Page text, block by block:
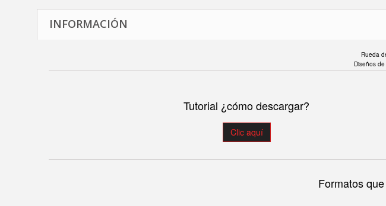
INFORMACIÓN
Rueda
Diseños
Tutorial ¿cómo descargar?
Clic aquí
Formatos